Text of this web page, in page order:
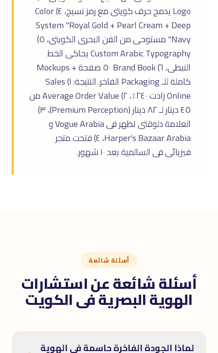
Logo يدمج حرف كويتى مع رمز نسيج، ٤) Color
System "Royal Gold + Pearl Cream + Deep
Navy" مستوحى من الفن البحرى الكويتى، ٥)
Custom Arabic Typography يحاكى الخط
النبطى، ٦) Brand Book ٥٠ صفحة + Mockups
كاملة للـ Packaging الفاخر. النتيجة: ١) Sales
Online زادت ٢٤٠٪، ٢) Average Order Value من
٤٥ دينار لـ ٨٢ دينار (Premium Perception)، ٣)
العلامة دلوقتى تظهر فى Vogue Arabia و
Harper's Bazaar Arabia، ٤) فتحت متجر
فيزيائى فى السالمية بعد ١٠ شهور.
أسئلة شائعة
أسئلة شائعة عن استشارات
الهوية البصرية فى الكويت
لماذا الجودة الفاخرة حاسمة فى الهوية